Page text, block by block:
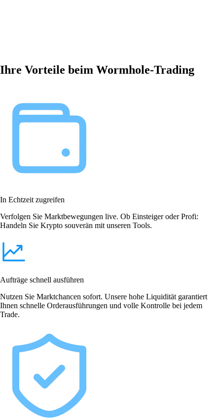
Ihre Vorteile beim Wormhole-Trading
In Echtzeit zugreifen
Verfolgen Sie Marktbewegungen live. Ob Einsteiger oder Profi:
Handeln Sie Krypto souverän mit unseren Tools.
Aufträge schnell ausführen
Nutzen Sie Marktchancen sofort. Unsere hohe Liquidität garantiert
Ihnen schnelle Orderausführungen und volle Kontrolle bei jedem
Trade.